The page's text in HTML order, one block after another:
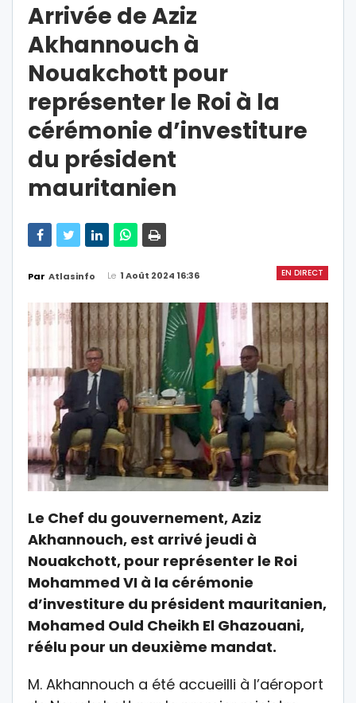
Arrivée de Aziz
Akhannouch à
Nouakchott pour
représenter le Roi à la
cérémonie d’investiture
du président
mauritanien
EN DIRECT
Par Atlasinfo Le 1 Août 2024 16:36
Le Chef du gouvernement, Aziz
Akhannouch, est arrivé jeudi à
Nouakchott, pour représenter le Roi
Mohammed VI à la cérémonie
d’investiture du président mauritanien,
Mohamed Ould Cheikh El Ghazouani,
réélu pour un deuxième mandat.
M. Akhannouch a été accueilli à l’aéroport